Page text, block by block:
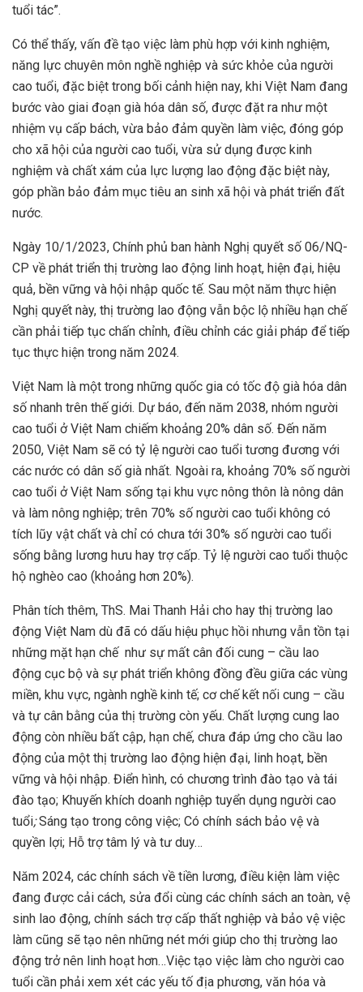
tuổi tác”.
Có thể thấy, vấn đề tạo việc làm phù hợp với kinh nghiệm,
năng lực chuyên môn nghề nghiệp và sức khỏe của người
cao tuổi, đặc biệt trong bối cảnh hiện nay, khi Việt Nam đang
bước vào giai đoạn già hóa dân số, được đặt ra như một
nhiệm vụ cấp bách, vừa bảo đảm quyền làm việc, đóng góp
cho xã hội của người cao tuổi, vừa sử dụng được kinh
nghiệm và chất xám của lực lượng lao động đặc biệt này,
góp phần bảo đảm mục tiêu an sinh xã hội và phát triển đất
nước.
Ngày 10/1/2023, Chính phủ ban hành Nghị quyết số 06/NQ-
CP về phát triển thị trường lao động linh hoạt, hiện đại, hiệu
quả, bền vững và hội nhập quốc tế. Sau một năm thực hiện
Nghị quyết này, thị trường lao động vẫn bộc lộ nhiều hạn chế
cần phải tiếp tục chấn chỉnh, điều chỉnh các giải pháp để tiếp
tục thực hiện trong năm 2024.
Việt Nam là một trong những quốc gia có tốc độ già hóa dân
số nhanh trên thế giới. Dự báo, đến năm 2038, nhóm người
cao tuổi ở Việt Nam chiếm khoảng 20% dân số. Đến năm
2050, Việt Nam sẽ có tỷ lệ người cao tuổi tương đương với
các nước có dân số già nhất. Ngoài ra, khoảng 70% số người
cao tuổi ở Việt Nam sống tại khu vực nông thôn là nông dân
và làm nông nghiệp; trên 70% số người cao tuổi không có
tích lũy vật chất và chỉ có chưa tới 30% số người cao tuổi
sống bằng lương hưu hay trợ cấp. Tỷ lệ người cao tuổi thuộc
hộ nghèo cao (khoảng hơn 20%).
Phân tích thêm, ThS. Mai Thanh Hải cho hay thị trường lao
động Việt Nam dù đã có dấu hiệu phục hồi nhưng vẫn tồn tại
những mặt hạn chế như sự mất cân đối cung – cầu lao
động cục bộ và sự phát triển không đồng đều giữa các vùng
miền, khu vực, ngành nghề kinh tế; cơ chế kết nối cung – cầu
và tự cân bằng của thị trường còn yếu. Chất lượng cung lao
động còn nhiều bất cập, hạn chế, chưa đáp ứng cho cầu lao
động của một thị trường lao động hiện đại, linh hoạt, bền
vững và hội nhập. Điển hình, có chương trình đào tạo và tái
đào tạo; Khuyến khích doanh nghiệp tuyển dụng người cao
tuổi;Sáng tạo trong công việc; Có chính sách bảo vệ và
quyền lợi; Hỗ trợ tâm lý và tư duy…
Năm 2024, các chính sách về tiền lương, điều kiện làm việc
đang được cải cách, sửa đổi cùng các chính sách an toàn, vệ
sinh lao động, chính sách trợ cấp thất nghiệp và bảo vệ việc
làm cũng sẽ tạo nên những nét mới giúp cho thị trường lao
động trở nên linh hoạt hơn…Việc tạo việc làm cho người cao
tuổi cần phải xem xét các yếu tố địa phương, văn hóa và